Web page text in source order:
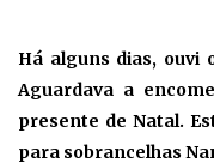
Há alguns dias, ouvi
Aguardava a
presente de Natal.
para sobrancelhas